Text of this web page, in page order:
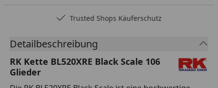
Trusted Shops Käuferschutz
Detailbeschreibung
RK Kette BL520XRE Black Scale 106
Glieder